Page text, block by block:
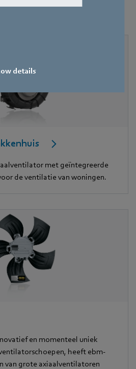
details
met geïntegreerde
de ventilatie van woningen.
en momenteel uniek
heeft ebm-
van grote axiaalventilatoren